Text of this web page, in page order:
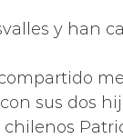
y han
sus dos